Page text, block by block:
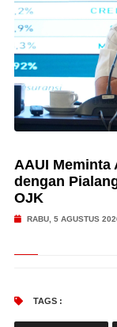
AAUI Meminta
dengan
OJK
RABU, 5 AGUSTUS
TAGS :